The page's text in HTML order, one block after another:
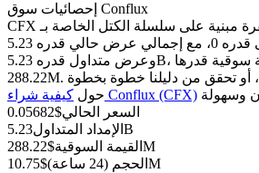
نسخ التداول
إحصائيات سوق Conflux
CFX هو عملة مشفرة مبنية على سلسلة الكتل الخاصة بـ Conflux.
لديها عرض أقصى قدره 0، مع إجمالي عرض حالي قدره 5.23B
وعرض متداول قدره 5.23B، مما يمنحها قيمة سوقية قدرها
، أو تحقق من دليلنا خطوة بخطوة
حول كيفية شراء Conflux (CFX)
السعر الحالي$
0.05682
الإمداد المتداول 5.23B
القيمة السوقية$
288.22M
الحجم (24 ساعة)
$ 10.75M